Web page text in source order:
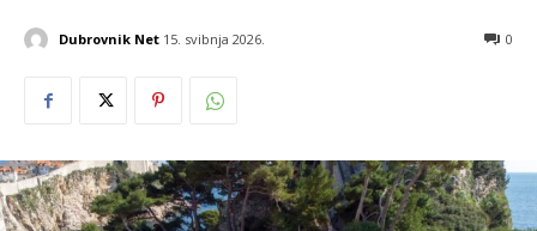
Dubrovnik Net 15. svibnja 2026. 0